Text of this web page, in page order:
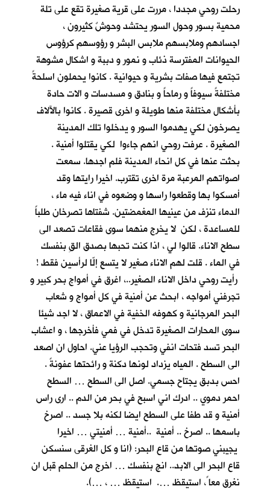
رحلت روحي مجددا ، مررت على قرية صغيرة تقع على تلة
محمية بسور وحول السور يحتشد وحوشٌ كثيرون ،
اجسادهم وملابسهم ملابس البشر و رؤوسهم كرؤوس
الحيوانات المفترسة ذئاب و نمور و دببة و اشكال مشوهة
تجتمع فيها صفات بشرية و حيوانية . كانوا يحملون اسلحةً
مختلفةً سيوفاً و رماحاً و بنادق و مسدسات و الات حادة
بأشكال مختلفة منها طويلة و اخرى قصيرة . كانوا بالآلاف
يصرخون لكي يهدموا السور و يدخلوا تلك المدينة
الصغيرة . عرفت روحي انهم جاءوا لكي يقتلوا أمنية .
بحثت عنها في كل انحاء المدينة فلم اجدها. سمعت
اصواتهم المرعبة مرة اخرى تقترب. اخيرا رايتها وقد
أمسكوا بها وقطعوا راسها و وضعوه في اناء فيه ماء ،
الدماء تنزف من عينيها المغمضتين. شفتاها تصرخان طلباً
للمساعدة ، لكن لا يخرج منهما سوى فقاعات تصعد الى
سطح الاناء. قالوا لي ، اذا كنت تحبها بصدق القِ بنفسك
في الماء . قلت لهم الاناء صغير لا يتسع إلّا لرأسين فقط !
رأيت روحي داخل الاناء الصغير..، اغرق في أمواج بحر كبير و
تجرفني أمواجه ، ابحث عن أمنية في كل أمواج و شعاب
البحر المرجانية و كهوفه الخفية في الاعماق ، لا اجد شيئا
سوى المحارات الصغيرة تدخل في فمي فأخرجها ، و اعشاب
البحر تسد فتحات انفي وتحجب الرؤيا عني. احاول ان اصعد
الى السطح . المياه يزداد لونها دكنة و رائحتها عفونةً .
احس بدبق يجتاح جسمي. اصل الى السطح … السطح
احمر دموي .. ادرك اني اسبح في بحر من الدم .. ارى راس
أمنية و قد طفا على السطح ايضا لكنه بلا جسد .. اصرخ
باسمها .. اصرخ .. أمنية ..أمنية … أمنيتي … اخيرا
يجيبني صوتها من قاع البحر: (انا و كل الغرقى سنسكن
قاع البحر الى الابد.. انج بنفسك … اخرج من الحلم قبل ان
نغرق معا ً، استيقظ …. استيقظ … ، …).